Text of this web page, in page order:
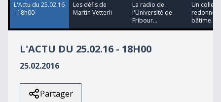
L'Actu du 25.02.16
- 18h00
Les défis de
Martin Vetterli
La radio de
l'Université de
Fribour...
Un
redonne
bâtime...
L'ACTU DU 25.02.16 - 18H00
25.02.2016
Partager